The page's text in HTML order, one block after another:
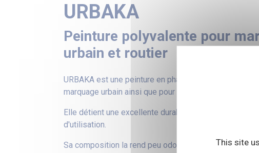
URBAKA
Peinture polyvalente pour
urbain et routier
URBAKA est une peinture en phase aqueuse,
marquage urbain ainsi que pour le marquage routier.
Elle détient une excellente durabilité et une certaine
d'utilisation.
Sa composition la rend peu odorante.
This site